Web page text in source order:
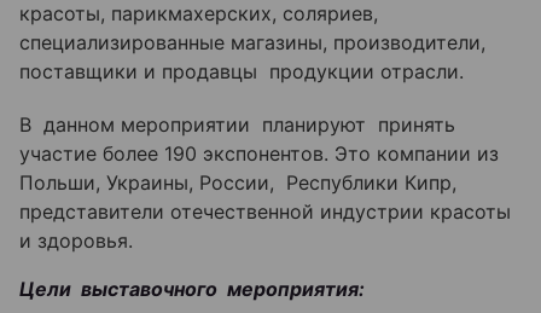
красоты, парикмахерских, соляриев,
специализированные магазины, производители,
поставщики и продавцы продукции отрасли.
В данном мероприятии планируют принять
участие более 190 экспонентов. Это компании из
Польши, Украины, России, Республики Кипр,
представители отечественной индустрии красоты
и здоровья.
Цели выставочного мероприятия: